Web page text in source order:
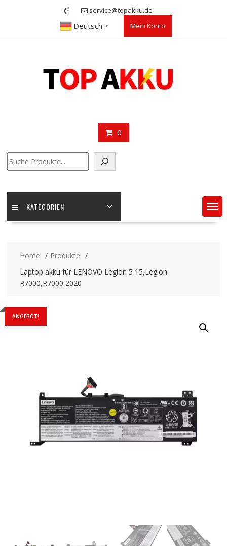
service@topakku.de
Deutsch ▼ Mein Konto
0
KATEGORIEN
Home
Produkte
Laptop akku für LENOVO Legion 5 15,Legion
R7000,R7000 2020
ANGEBOT!